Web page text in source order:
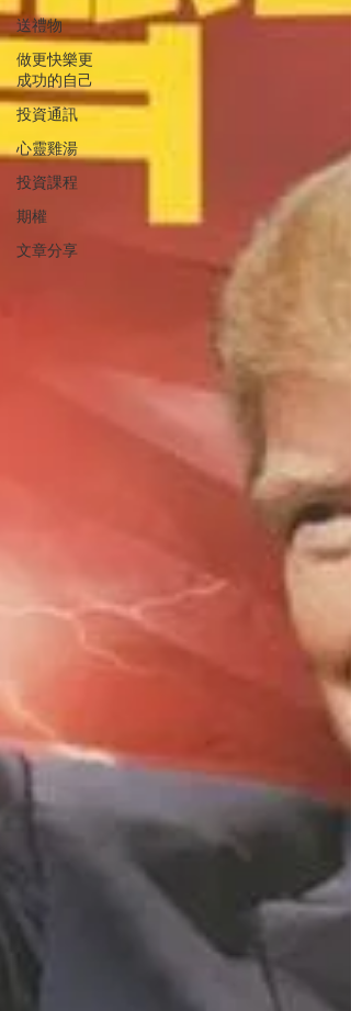
送禮物
做更快樂更
成功的自己
投資通訊
心靈雞湯
投資課程
期權
文章分享